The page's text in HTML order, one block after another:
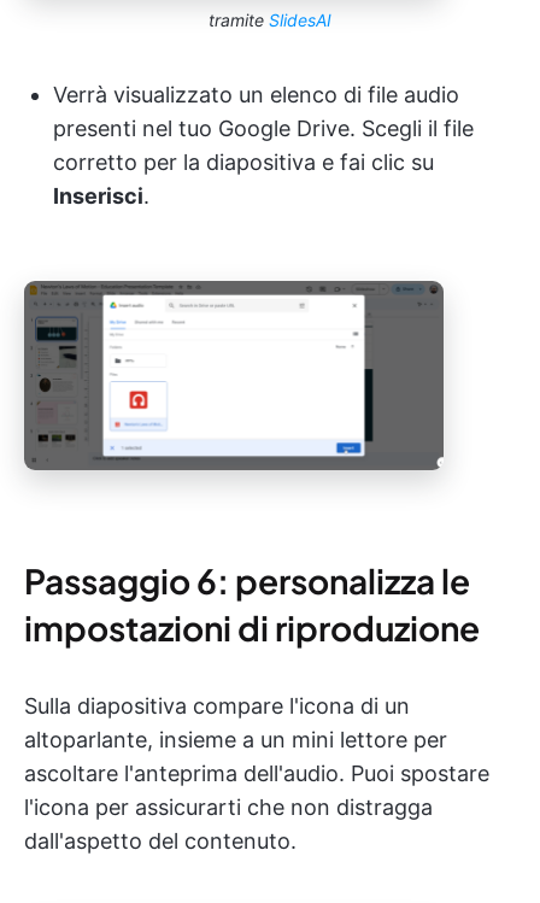
tramite SlidesAI
Verrà visualizzato un elenco di file audio
presenti nel tuo Google Drive. Scegli il file
corretto per la diapositiva e fai clic su
Inserisci.
Passaggio 6: personalizza le
impostazioni di riproduzione
Sulla diapositiva compare l'icona di un
altoparlante, insieme a un mini lettore per
ascoltare l'anteprima dell'audio. Puoi spostare
l'icona per assicurarti che non distragga
dall'aspetto del contenuto.